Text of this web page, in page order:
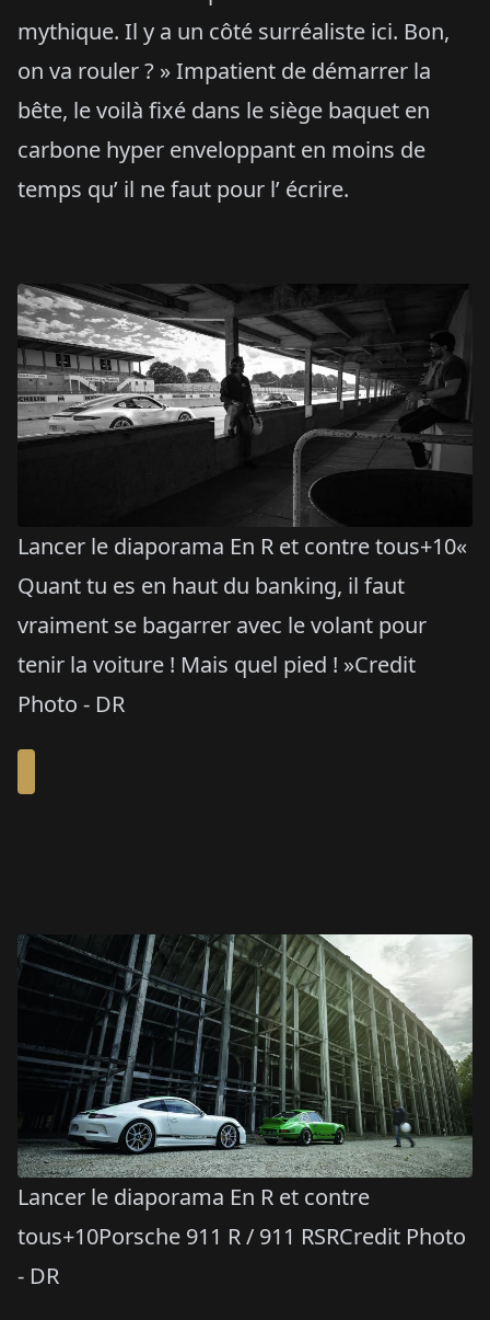
mythique. Il y a un côté surréaliste ici. Bon,
on va rouler ? » Impatient de démarrer la
bête, le voilà fixé dans le siège baquet en
carbone hyper enveloppant en moins de
temps qu’ il ne faut pour l’ écrire.
Lancer le diaporama En R et contre tous+10«
Quant tu es en haut du banking, il faut
vraiment se bagarrer avec le volant pour
tenir la voiture ! Mais quel pied ! »Credit
Photo - DR
Lancer le diaporama En R et contre
tous+10Porsche 911 R / 911 RSRCredit Photo
- DR